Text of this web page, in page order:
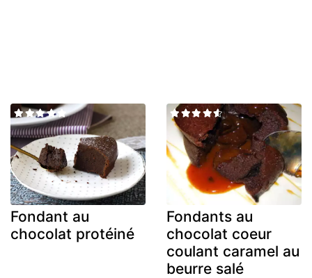
Fondant au
chocolat protéiné
Fondants au
chocolat coeur
coulant caramel au
beurre salé